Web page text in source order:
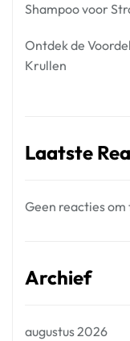
Shampoo voor
Ontdek de
Krullen
Laatste
Geen reacties om
Archief
augustus 2026